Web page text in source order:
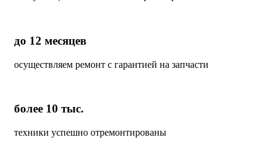
до 12 месяцев
осуществляем ремонт с гарантией на запчасти
более 10 тыс.
техники успешно отремонтированы